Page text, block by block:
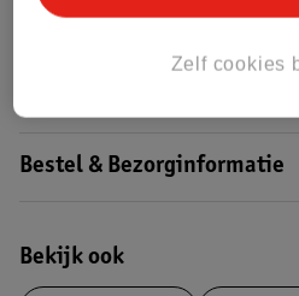
Dit product
Meer
Bestel & Bezorginformatie
Bekijk ook
Zelf cookies